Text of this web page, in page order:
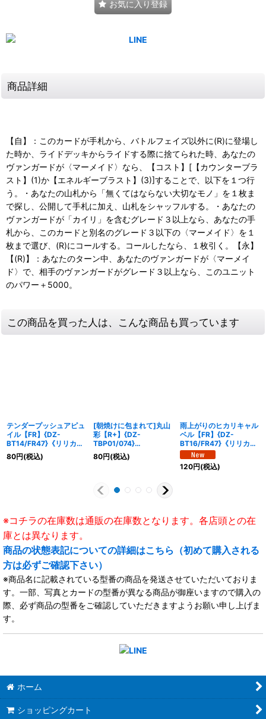
お気に入り登録
商品詳細
【自】：このカードが手札から、バトルフェイズ以外に(R)に登場し
た時か、ライドデッキからライドする際に捨てられた時、あなたの
ヴァンガードが〈マーメイド〉なら、【コスト】[【カウンターブラ
スト】(1)か【エネルギーブラスト】(3)]することで、以下を１つ行
う。・あなたの山札から「無くてはならない大切なモノ」を１枚ま
で探し、公開して手札に加え、山札をシャッフルする。・あなたの
ヴァンガードが「カイリ」を含むグレード３以上なら、あなたの手
札から、このカードと別名のグレード３以下の〈マーメイド〉を１
枚まで選び、(R)にコールする。コールしたなら、１枚引く。【永】
【(R)】：あなたのターン中、あなたのヴァンガードが〈マーメイ
ド〉で、相手のヴァンガードがグレード３以上なら、このユニット
のパワー＋5000。
この商品を買った人は、こんな商品も買っています
テンダープッシュアピュ
イル【FR】{DZ-
BT14/FR47}《リリカル
モナステリオ》
80円(税込)
[朝焼けに包まれて]丸山
彩【R+】{DZ-
TBP01/074}
《BanGDream!》
80円(税込)
雨上がりのヒカリキャル
ベル【FR】{DZ-
BT16/FR47}《リリカル
モナステリオ》
120円(税込)
※コチラの在庫数は通販の在庫数となります。各店頭との在
庫とは異なります。
商品の状態表記についての詳細はこちら（初めて購入される
方は必ずご確認下さい）
※商品名に記載されている型番の商品を発送させていただいておりま
す。一部、写真とカードの型番が異なる商品が御座いますので購入の
際、必ず商品の型番をご確認していただきますようお願い申し上げま
す。
ホーム
ショッピングカート